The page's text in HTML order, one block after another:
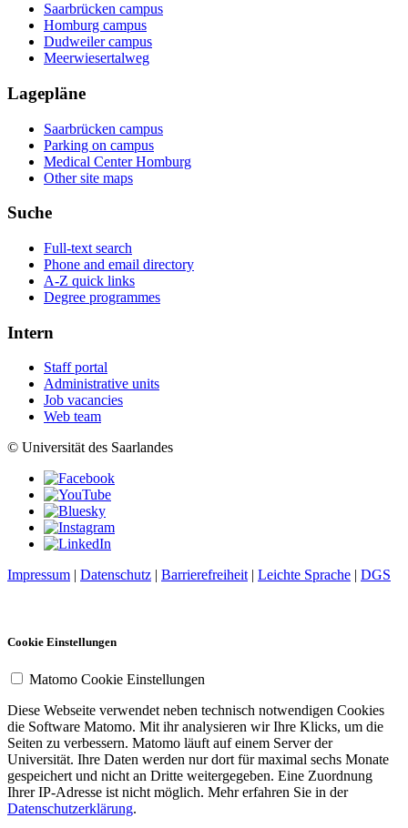
Saarbrücken campus
Homburg campus
Dudweiler campus
Meerwiesertalweg
Lagepläne
Saarbrücken campus
Parking on campus
Medical Center Homburg
Other site maps
Suche
Full-text search
Phone and email directory
A-Z quick links
Degree programmes
Intern
Staff portal
Administrative units
Job vacancies
Web team
© Universität des Saarlandes
Impressum | Datenschutz | Barrierefreiheit| Leichte Sprache | DGS
Cookie Einstellungen
Matomo Cookie Einstellungen
Diese Webseite verwendet neben technisch notwendigen Cookies
die Software Matomo. Mit ihr analysieren wir Ihre Klicks, um die
Seiten zu verbessern. Matomo läuft auf einem Server der
Universität. Ihre Daten werden nur dort für maximal sechs Monate
gespeichert und nicht an Dritte weitergegeben. Eine Zuordnung
Ihrer IP-Adresse ist nicht möglich. Mehr erfahren Sie in der
Datenschutzerklärung.